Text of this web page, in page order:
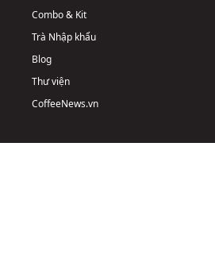
Combo & Kit
Trà Nhập khẩu
Blog
Thư viện
CoffeeNews.vn